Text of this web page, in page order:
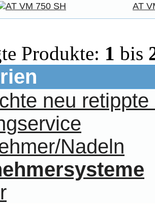
AT
Produkte: 1 bis
neu
Nadeln